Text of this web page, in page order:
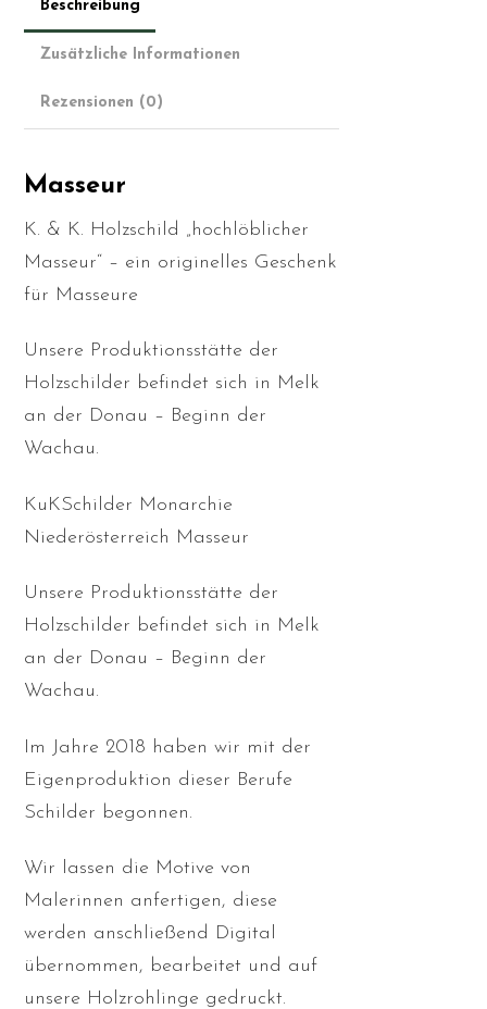
Beschreibung
Zusätzliche Informationen
Rezensionen (0)
Masseur
K. & K. Holzschild „hochlöblicher
Masseur“ – ein originelles Geschenk
für Masseure
Unsere Produktionsstätte der
Holzschilder befindet sich in Melk
an der Donau – Beginn der
Wachau.
KuKSchilder Monarchie
Niederösterreich Masseur
Unsere Produktionsstätte der
Holzschilder befindet sich in Melk
an der Donau – Beginn der
Wachau.
Im Jahre 2018 haben wir mit der
Eigenproduktion dieser Berufe
Schilder begonnen.
Wir lassen die Motive von
Malerinnen anfertigen, diese
werden anschließend Digital
übernommen, bearbeitet und auf
unsere Holzrohlinge gedruckt.